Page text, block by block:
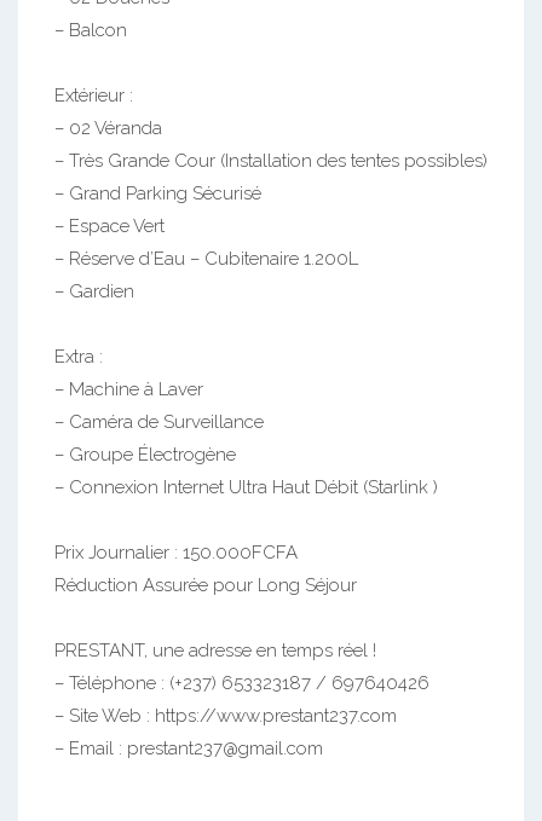
– Balcon
Extérieur :
– 02 Véranda
– Très Grande Cour (Installation des tentes possibles)
– Grand Parking Sécurisé
– Espace Vert
– Réserve d’Eau – Cubitenaire 1.200L
– Gardien
Extra :
– Machine à Laver
– Caméra de Surveillance
– Groupe Électrogène
– Connexion Internet Ultra Haut Débit (Starlink )
Prix Journalier : 150.000FCFA
Réduction Assurée pour Long Séjour
PRESTANT, une adresse en temps réel !
– Téléphone : (+237) 653323187 / 697640426
– Site Web : https://www.prestant237.com
– Email : prestant237@gmail.com